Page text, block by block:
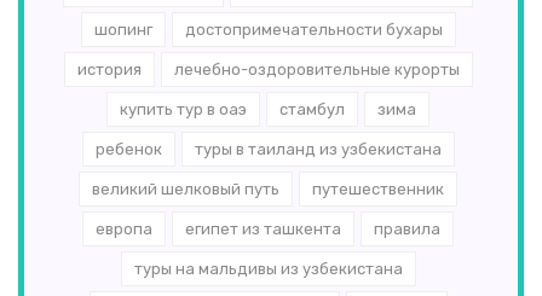
шопинг достопримечательности бухары
история лечебно-оздоровительные курорты
купить тур в оаэ стамбул зима
ребенок туры в таиланд из узбекистана
великий шелковый путь путешественник
европа египет из ташкента правила
туры на мальдивы из узбекистана